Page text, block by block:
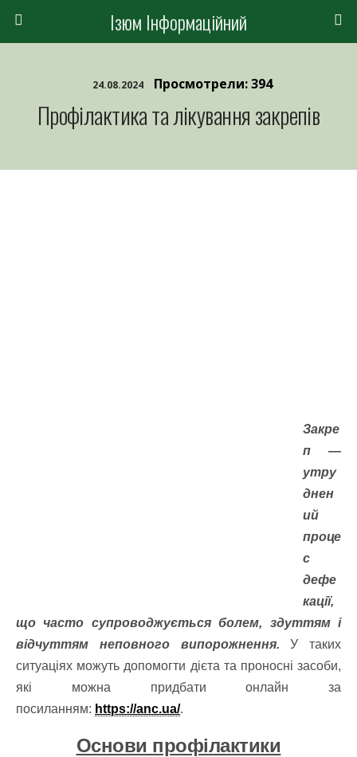
Ізюм Інформаційний
24.08.2024 Просмотрели: 394
Профілактика та лікування закрепів
Закре
п —
утру
днен
ий
проце
с
дефе
кації,
що часто супроводжується болем, здуттям і
відчуттям неповного випорожнення. У таких
ситуаціях можуть допомогти дієта та проносні засоби,
які можна придбати онлайн за
посиланням: https://anc.ua/.
Основи профілактики